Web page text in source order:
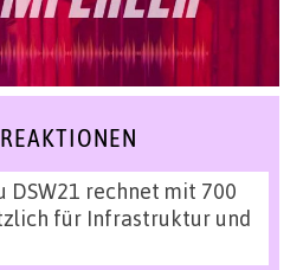
DSW21 rechnet mit 700
für Infrastruktur und